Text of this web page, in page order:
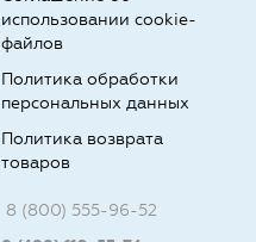
использовании cookie-
файлов
Политика обработки
персональных данных
Политика возврата
товаров
8 (800) 555-96-52